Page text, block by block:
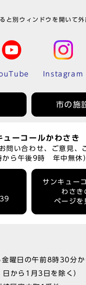
と別ウィンドウを開いて外
Instagram
市の施
ューコールかわさき
問い合わせ、ご意見、
から午後9時 年中無休
サンキュー
わさき
ページを
金曜日の午前8時30分
から1月3日を除く）